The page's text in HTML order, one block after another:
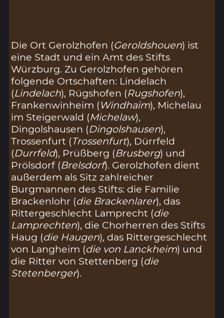
Die Ort Gerolzhofen (Geroldshouen) ist
eine Stadt und ein Amt des Stifts
Würzburg. Zu Gerolzhofen gehören
folgende Ortschaften: Lindelach
(Lindelach), Rügshofen (Rugshofen),
Frankenwinheim (Windhaim), Michelau
im Steigerwald (Michelaw),
Dingolshausen (Dingolshausen),
Trossenfurt (Trossenfurt), Dürrfeld
(Durrfeld), Prüßberg (Brusberg) und
Prölsdorf (Brelsdorf). Gerolzhofen dient
außerdem als Sitz zahlreicher
Burgmannen des Stifts: die Familie
Brackenlohr (die Brackenlarer), das
Rittergeschlecht Lamprecht (die
Lamprechten), die Chorherren des Stifts
Haug (die Haugen), das Rittergeschlecht
von Langheim (die von Lanckheim) und
die Ritter von Stettenberg (die
Stetenberger).